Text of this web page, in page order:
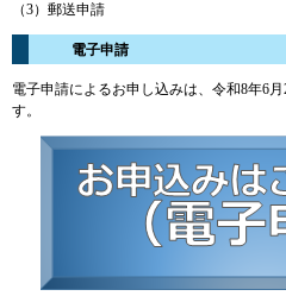
（3）郵送申請
電子申請
電子申請によるお申し込みは、令和8年6
す。